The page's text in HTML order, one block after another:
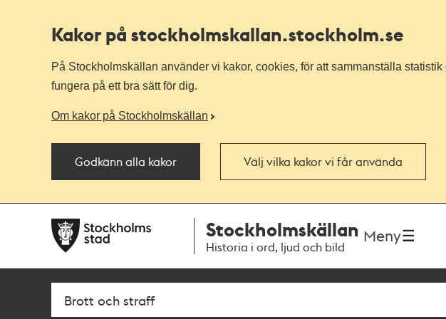
Kakor på stockholmskallan.stockholm.se
På Stockholmskällan använder vi kakor, cookies, för att sammanställa
fungera på ett bra sätt för dig.
Om kakor på Stockholmskällan
Godkänn alla kakor Välj vilka kakor vi får använda
navigationen
huvudinnehållet
Stockholmskällan
Historia i ord, ljud och bild
Meny
Sök